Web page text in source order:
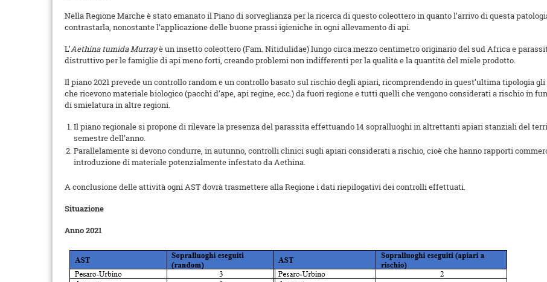
Nella Regione Marche è stato emanato il Piano di sorveglianza per la ricerca di questo coleottero in quanto l’arrivo di questa
contrastarla, nonostante l’applicazione delle buone prassi igieniche in ogni allevamento di api.
L’Aethina tumida Murrayè un insetto coleottero (Fam. Nitidulidae) lungo circa mezzo centimetro originario del sud Africa e
distruttivo per le famiglie di api meno forti, creando problemi non indifferenti per la qualità e la quantità del miele prodotto.
Il piano 2021 prevede un controllo random e un controllo basato sul rischio degli apiari, ricomprendendo in quest’ultima tipologia
che ricevono materiale biologico (pacchi d’ape, api regine, ecc.) da fuori regione e tutti quelli che vengono considerati a rischio in
di smielatura in altre regioni.
Il piano regionale si propone di rilevare la presenza del parassita effettuando 14 sopralluoghi in altrettanti apiari stanziali del
semestre dell’anno.
Parallelamente si devono condurre, in autunno, controlli clinici sugli apiari considerati a rischio, cioè che hanno rapporti
introduzione di materiale potenzialmente infestato da Aethina.
A conclusione delle attività ogni AST dovrà trasmettere alla Regione i dati riepilogativi dei controlli effettuati.
Situazione
Anno 2021